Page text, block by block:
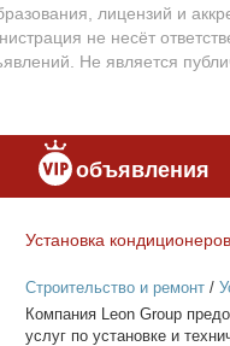
лицензий и
не несёт
Не является
объявления
Уста­нов­ка
Строительство и ремонт/
кондиционеров
Ком­па­ния Leon Group
услуг по уста­нов­ке и